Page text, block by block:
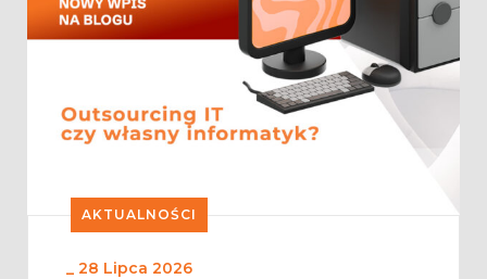
AKTUALNOŚCI
_ 28 Lipca 2026